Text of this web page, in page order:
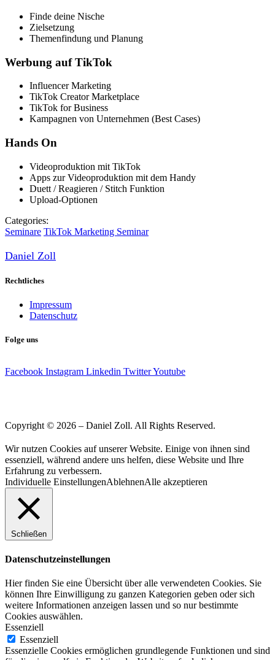
Finde deine Nische
Zielsetzung
Themenfindung und Planung
Werbung auf TikTok
Influencer Marketing
TikTok Creator Marketplace
TikTok for Business
Kampagnen von Unternehmen (Best Cases)
Hands On
Videoproduktion mit TikTok
Apps zur Videoproduktion mit dem Handy
Duett / Reagieren / Stitch Funktion
Upload-Optionen
Categories:
Seminare TikTok Marketing Seminar
Daniel Zoll
Rechtliches
Impressum
Datenschutz
Folge uns
Facebook Instagram Linkedin TwitterYoutube
Copyright © 2026 – Daniel Zoll. All Rights Reserved.
Wir nutzen Cookies auf unserer Website. Einige von ihnen sind
essenziell, während andere uns helfen, diese Website und Ihre
Erfahrung zu verbessern.
Individuelle EinstellungenAblehnenAlle akzeptieren
Schließen
Datenschutzeinstellungen
Hier finden Sie eine Übersicht über alle verwendeten Cookies. Sie
können Ihre Einwilligung zu ganzen Kategorien geben oder sich
weitere Informationen anzeigen lassen und so nur bestimmte
Cookies auswählen.
Essenziell
Essenziell
Essenzielle Cookies ermöglichen grundlegende Funktionen und sind